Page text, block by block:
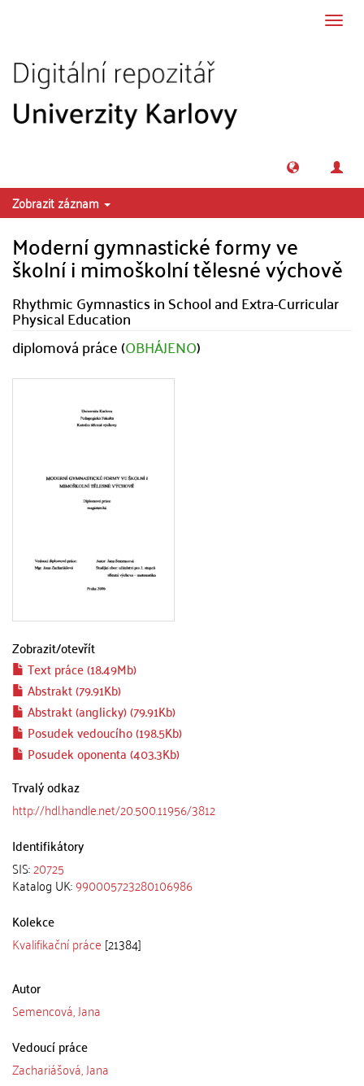
Zobrazit záznam
Moderní gymnastické formy ve
školní i mimoškolní tělesné výchově
Rhythmic Gymnastics in School and Extra-Curricular
Physical Education
diplomová práce (OBHÁJENO)
Zobrazit/otevřít
Text práce (18.49Mb)
Abstrakt (79.91Kb)
Abstrakt (anglicky) (79.91Kb)
Posudek vedoucího (198.5Kb)
Posudek oponenta (403.3Kb)
Trvalý odkaz
http://hdl.handle.net/20.500.11956/3812
Identifikátory
SIS:20725
Katalog UK:990005723280106986
Kolekce
Kvalifikační práce [21384]
Autor
Semencová, Jana
Vedoucí práce
Zachariášová, Jana